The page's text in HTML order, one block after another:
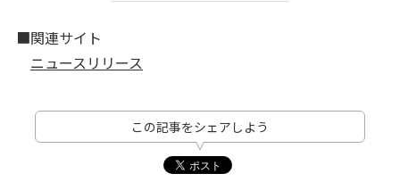
■関連サイト
ニュースリリース
この記事をシェアしよう